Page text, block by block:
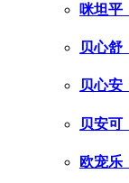
咪坦平
贝心舒
贝心安
贝安可
欧宠乐